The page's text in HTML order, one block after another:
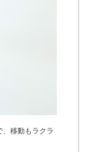
移動もラクラ